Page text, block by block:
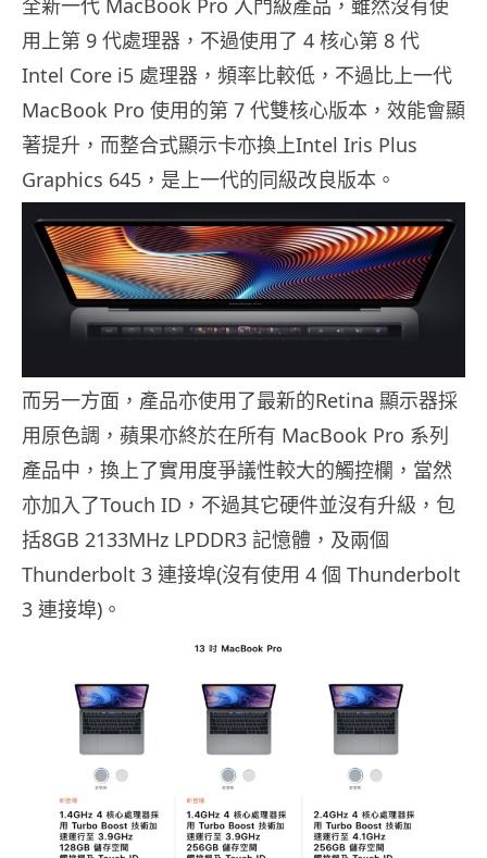
全新一代 MacBook Pro 入門級產品，雖然沒有使
用上第 9 代處理器，不過使用了 4 核心第 8 代
Intel Core i5 處理器，頻率比較低，不過比上一代
MacBook Pro 使用的第 7 代雙核心版本，效能會顯
著提升，而整合式顯示卡亦換上Intel Iris Plus
Graphics 645，是上一代的同級改良版本。
而另一方面，產品亦使用了最新的Retina 顯示器採
用原色調，蘋果亦終於在所有 MacBook Pro 系列
產品中，換上了實用度爭議性較大的觸控欄，當然
亦加入了Touch ID，不過其它硬件並沒有升級，包
括8GB 2133MHz LPDDR3 記憶體，及兩個
Thunderbolt 3 連接埠(沒有使用 4 個 Thunderbolt
3 連接埠)。